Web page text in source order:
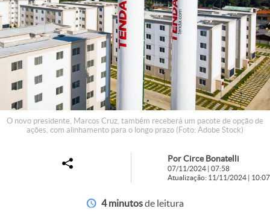
O novo presidente, Marcos Cruz, também receberá um pacote de opção de
ações, com alinhamento para o longo prazo (Foto: Adobe Stock)
Por Circe Bonatelli
07/11/2024 | 07:58
Atualização: 11/11/2024 | 10:07
4 minutosde leitura